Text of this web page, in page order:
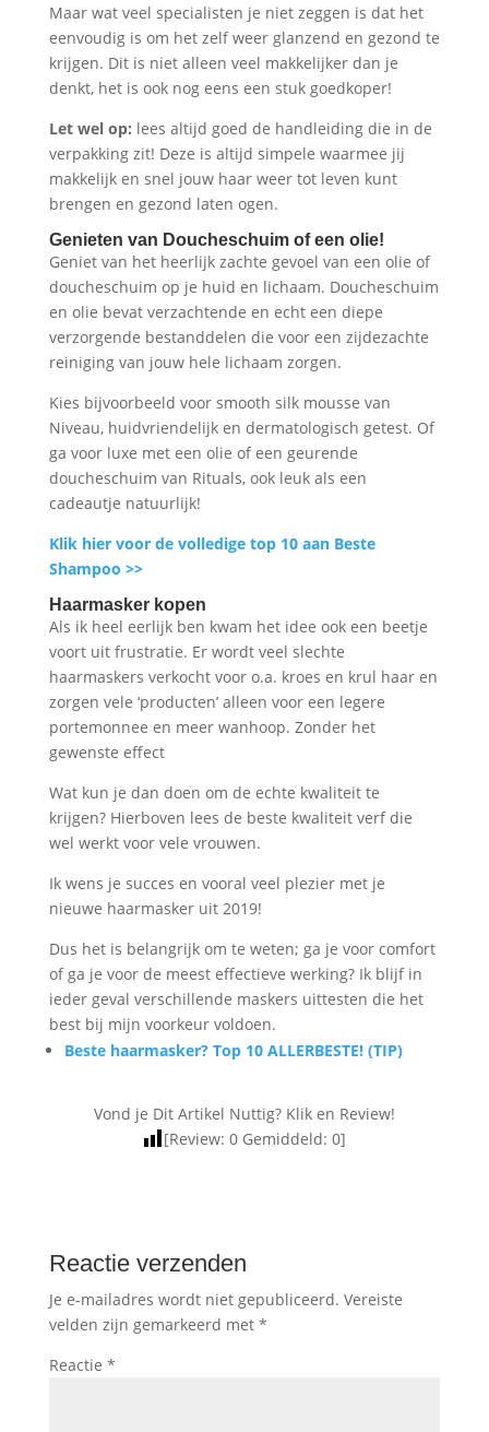
Maar wat veel specialisten je niet zeggen is dat het
eenvoudig is om het zelf weer glanzend en gezond te
krijgen. Dit is niet alleen veel makkelijker dan je
denkt, het is ook nog eens een stuk goedkoper!
Let wel op: lees altijd goed de handleiding die in de
verpakking zit! Deze is altijd simpele waarmee jij
makkelijk en snel jouw haar weer tot leven kunt
brengen en gezond laten ogen.
Genieten van Doucheschuim of een olie!
Geniet van het heerlijk zachte gevoel van een olie of
doucheschuim op je huid en lichaam. Doucheschuim
en olie bevat verzachtende en echt een diepe
verzorgende bestanddelen die voor een zijdezachte
reiniging van jouw hele lichaam zorgen.
Kies bijvoorbeeld voor smooth silk mousse van
Niveau, huidvriendelijk en dermatologisch getest. Of
ga voor luxe met een olie of een geurende
doucheschuim van Rituals, ook leuk als een
cadeautje natuurlijk!
Klik hier voor de volledige top 10 aan Beste
Shampoo >>
Haarmasker kopen
Als ik heel eerlijk ben kwam het idee ook een beetje
voort uit frustratie. Er wordt veel slechte
haarmaskers verkocht voor o.a. kroes en krul haar en
zorgen vele ‘producten’ alleen voor een legere
portemonnee en meer wanhoop. Zonder het
gewenste effect
Wat kun je dan doen om de echte kwaliteit te
krijgen? Hierboven lees de beste kwaliteit verf die
wel werkt voor vele vrouwen.
Ik wens je succes en vooral veel plezier met je
nieuwe haarmasker uit 2019!
Dus het is belangrijk om te weten; ga je voor comfort
of ga je voor de meest effectieve werking? Ik blijf in
ieder geval verschillende maskers uittesten die het
best bij mijn voorkeur voldoen.
Beste haarmasker? Top 10 ALLERBESTE! (TIP)
Vond je Dit Artikel Nuttig? Klik en Review!
[Review:0 Gemiddeld:0]
Reactie verzenden
Je e-mailadres wordt niet gepubliceerd. Vereiste
velden zijn gemarkeerd met *
Reactie *